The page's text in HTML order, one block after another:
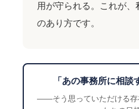
用が守られる。これが
のあり方です。
「あの事務所に相談
——そう思っていただける存